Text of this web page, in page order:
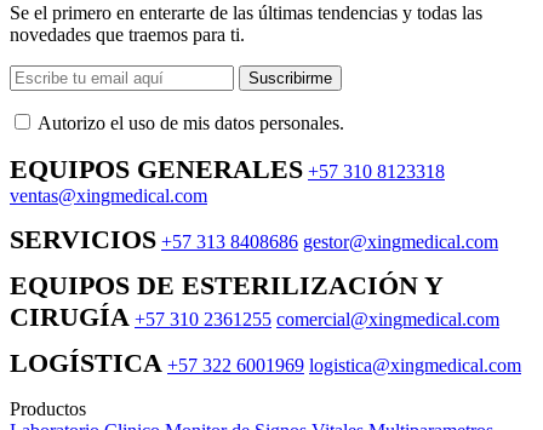
Se el primero en enterarte de las últimas tendencias y todas las
novedades que traemos para ti.
Suscribirme
Autorizo ​​el uso de mis datos personales.
EQUIPOS GENERALES +57 310 8123318
ventas@xingmedical.com
SERVICIOS +57 313 8408686 gestor@xingmedical.com
EQUIPOS DE ESTERILIZACIÓN Y
CIRUGÍA +57 310 2361255 comercial@xingmedical.com
LOGÍSTICA +57 322 6001969 logistica@xingmedical.com
Productos